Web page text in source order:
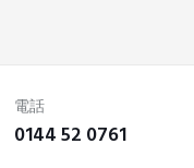
電話
0144 52 0761